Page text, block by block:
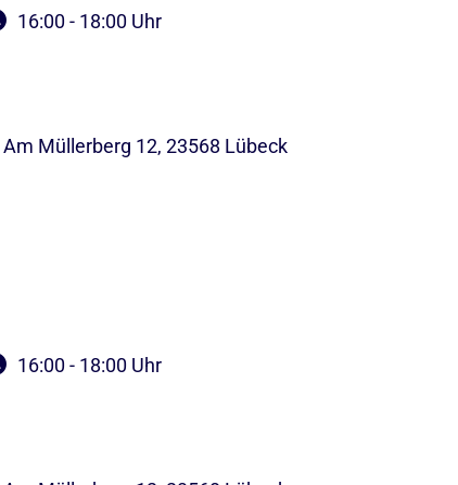
16:00 - 18:00 Uhr
Müllerberg 12, 23568 Lübeck
16:00 - 18:00 Uhr